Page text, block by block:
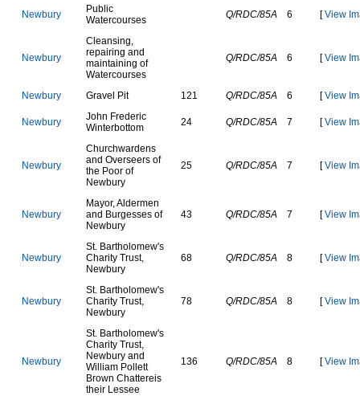
Newbury Pub ic
Watercourses Q/RDC/85A 6 [View
Newbury
C eansing,
repairing and
maintaining of
Watercourses
Q/RDC/85A 6 [View
Newbury Grave Pit 121 Q/RDC/85A 6 [View
Newbury John Frederic
Winterbottom 24 Q/RDC/85A 7 [View
Newbury
Churchwardens
and Overseers of
the Poor of
Newbury
25 Q/RDC/85A 7 [View
Newbury
Mayor,A dermen
and Burgesses of
Newbury
43 Q/RDC/85A 7 [View
Newbury
St. Bartho omew's
Charity Trust,
Newbury
68 Q/RDC/85A 8 [View
Newbury
St. Bartho omew's
Charity Trust,
Newbury
78 Q/RDC/85A 8 [View
Newbury
St. Bartho omew's
Charity Trust,
Newbury and
Wi iam Po ett
Brown Chattereis
their Lessee
136 Q/RDC/85A 8 [View